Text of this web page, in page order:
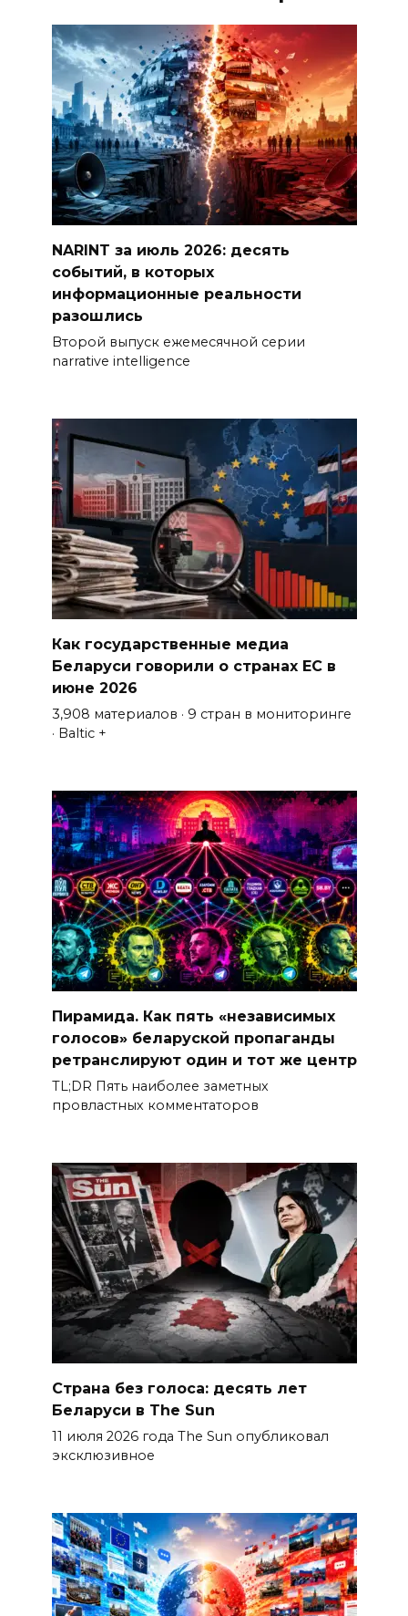
NARINT за июль 2026: десять
событий, в которых
информационные реальности
разошлись
Второй выпуск ежемесячной серии
narrative intelligence
Как государственные медиа
Беларуси говорили о странах ЕС в
июне 2026
3,908 материалов · 9 стран в мониторинге
· Baltic +
Пирамида. Как пять «независимых
голосов» беларуской пропаганды
ретранслируют один и тот же центр
TL;DR Пять наиболее заметных
провластных комментаторов
Страна без голоса: десять лет
Беларуси в The Sun
11 июля 2026 года The Sun опубликовал
эксклюзивное